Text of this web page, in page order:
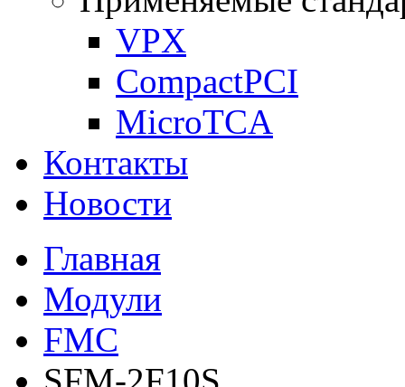
VPX
CompactPCI
MicroTCA
Контакты
Новости
Главная
Модули
FMC